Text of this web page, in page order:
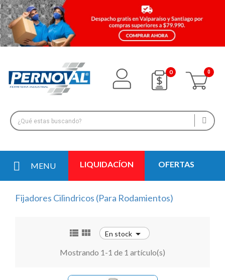
0
MENU LIQUIDACÍON OFERTAS
Fijadores Cilindricos (Para Rodamientos)
  En stock 
Mostrando 1-1 de 1 artículo(s)